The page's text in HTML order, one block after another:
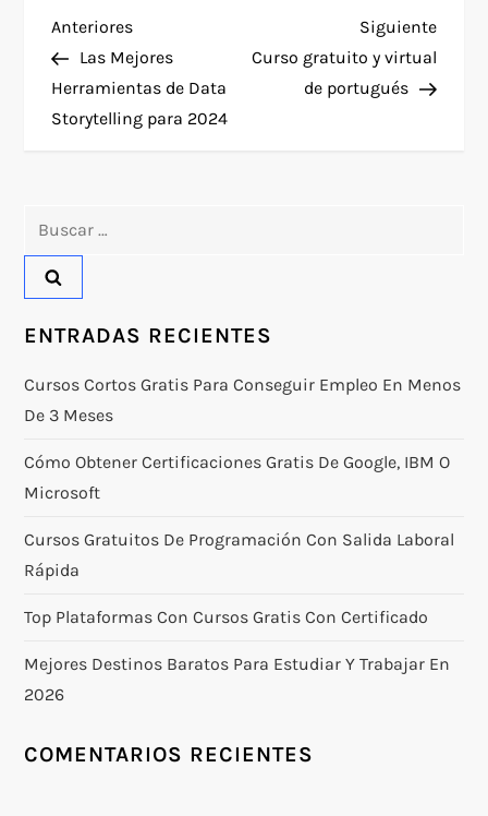
N
a
v
g
a
c
i
n
d
e
e
n
t
Entrada
anterior
Anteriores
Las Mejores
Herramientas de Data
Storytelling para 2024
Siguiente
Curso gratuito y virtual
de portugués
ENTRADAS RECIENTES
Cursos Cortos Gratis Para Conseguir Empleo En Menos
De 3 Meses
Cómo Obtener Certificaciones Gratis De Google, IBM O
Microsoft
Cursos Gratuitos De Programación Con Salida Laboral
Rápida
Top Plataformas Con Cursos Gratis Con Certificado
Mejores Destinos Baratos Para Estudiar Y Trabajar En
2026
COMENTARIOS RECIENTES